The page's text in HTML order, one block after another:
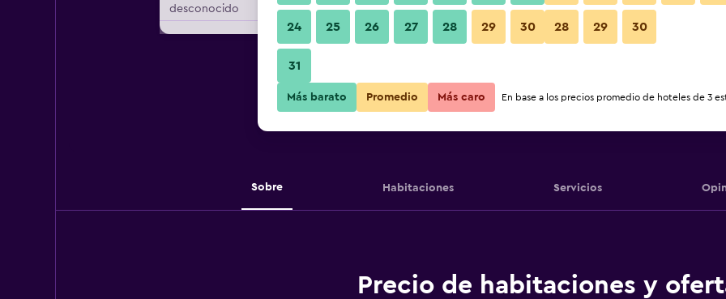
desconocido
Fotos
Sobre Habitaciones Servicios
Precio de habitaciones y
24 25 26 27 28 29 30
31
28 29 30
Más barato Promedio Más caro En base a los precios promedio de hoteles de 3